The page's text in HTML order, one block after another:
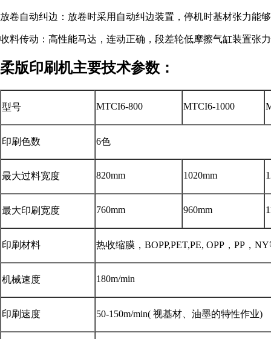
放卷自动纠边：放卷时采用自动纠边装置，停机时基材张力能
收料传动：高性能马达，连动正确，段差轮低摩擦气缸装置张
柔版印刷机主要技术参数：
型号 MTCI6-800 MTCI6-1000
印刷色数 6色
最大过料宽度 820mm 1020mm
最大印刷宽度 760mm 960mm
印刷材料 热收缩膜，BOPP,PET,PE, OPP，PP，
机械速度 180m/min
印刷速度 50-150m/min( 视基材、油墨的特性作业)